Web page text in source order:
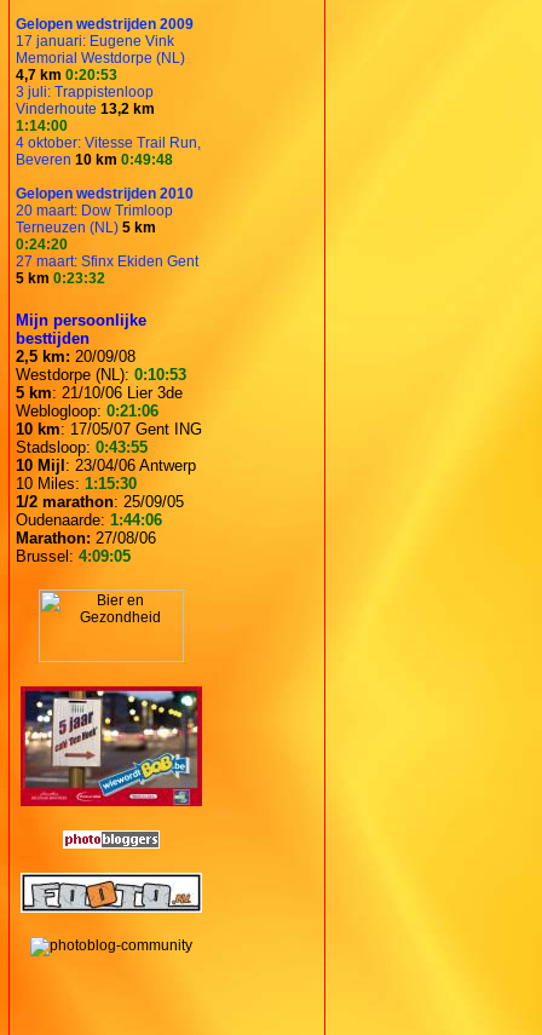
Gelopen wedstrijden 2009
17 januari: Eugene Vink
Memorial Westdorpe (NL)
4,7 km 0:20:53
3 juli: Trappistenloop
Vinderhoute 13,2 km
1:14:00
4 oktober: Vitesse Trail Run,
Beveren 10 km 0:49:48
Gelopen wedstrijden 2010
20 maart: Dow Trimloop
Terneuzen (NL) 5 km
0:24:20
27 maart: Sfinx Ekiden Gent
5 km 0:23:32
Mijn persoonlijke
besttijden
2,5 km: 20/09/08
Westdorpe (NL): 0:10:53
5 km: 21/10/06 Lier 3de
Weblogloop: 0:21:06
10 km: 17/05/07 Gent ING
Stadsloop: 0:43:55
10 Mijl: 23/04/06 Antwerp
10 Miles: 1:15:30
1/2 marathon: 25/09/05
Oudenaarde: 1:44:06
Marathon: 27/08/06
Brussel: 4:09:05